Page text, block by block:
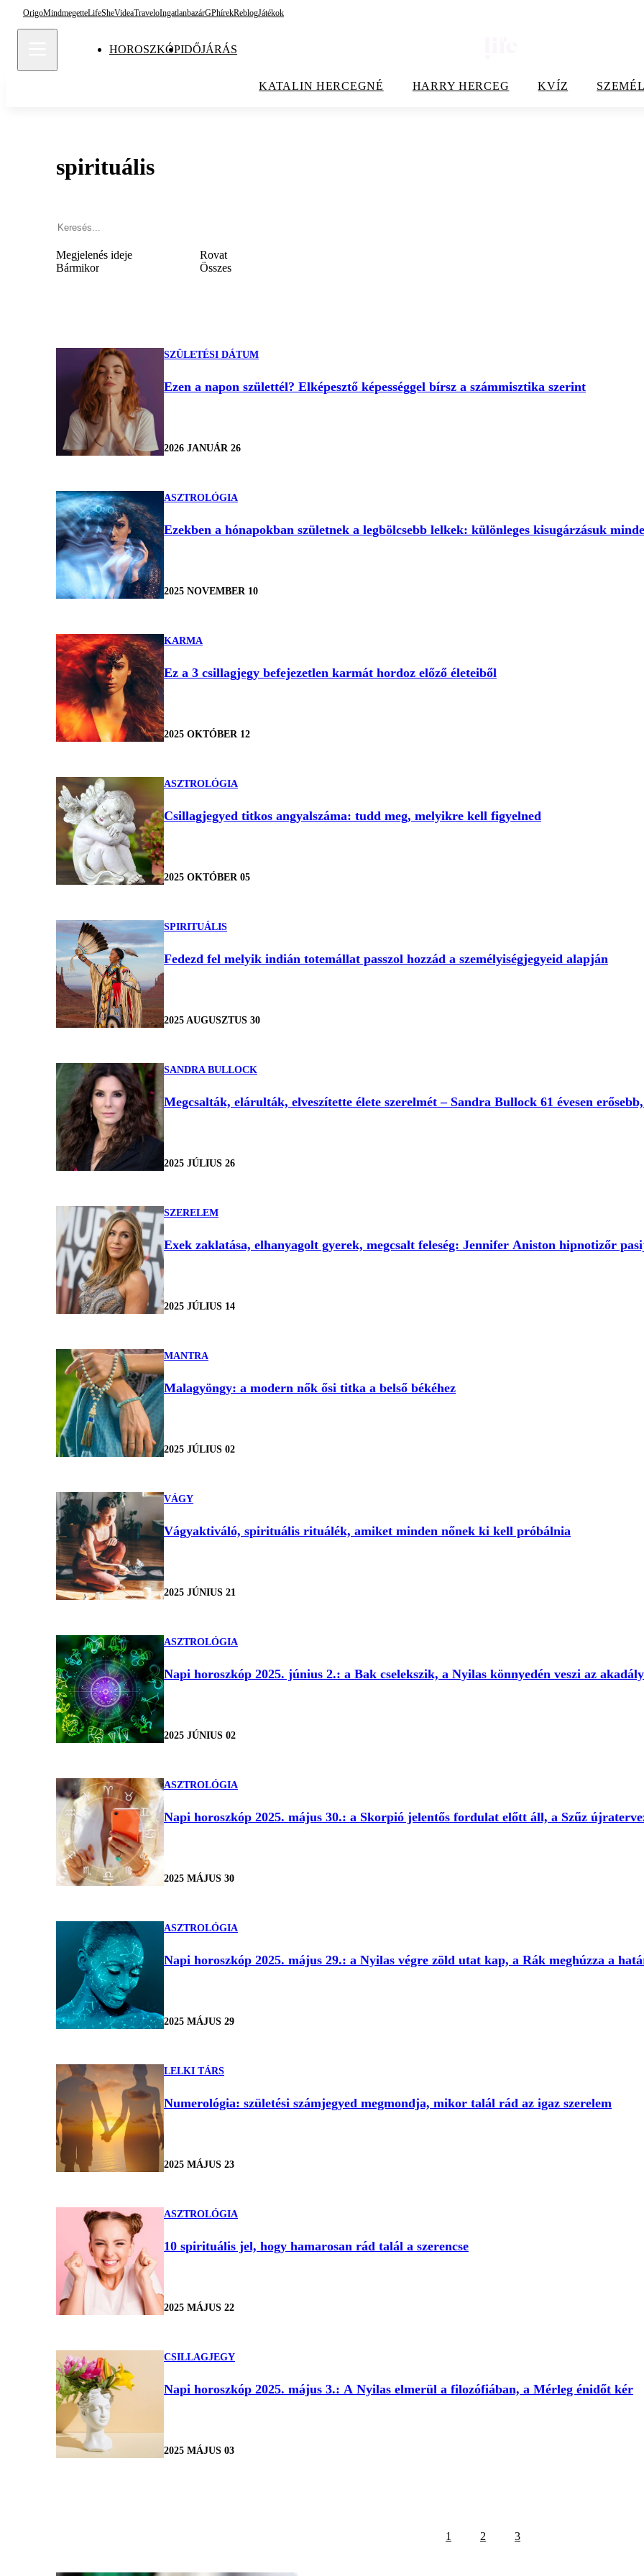
OrigoMindmegetteLifeSheVideaTraveloIngatlanbazárGPhírekReblogJátékok
HOROSZKÓPIDŐJÁRÁS
KATALIN HERCEGNÉ HARRY HERCEG KVÍZ
spirituális
Megjelenés ideje
Bármikor
Rovat
Összes
SZÜLETÉSI DÁTUM
Ezen a napon születtél? Elképesztő képességgel bírsz a számmisztika szerint
2026 JANUÁR 26
ASZTROLÓGIA
Ezekben a hónapokban születnek a legbölcsebb lelkek: különleges kisugárzásuk
2025 NOVEMBER 10
KARMA
Ez a 3 csillagjegy befejezetlen karmát hordoz előző életeiből
2025 OKTÓBER 12
ASZTROLÓGIA
Csillagjegyed titkos angyalszáma: tudd meg, melyikre kell figyelned
2025 OKTÓBER 05
SPIRITUÁLIS
Fedezd fel melyik indián totemállat passzol hozzád a személyiségjegyeid alapján
2025 AUGUSZTUS 30
SANDRA BULLOCK
Megcsalták, elárulták, elveszítette élete szerelmét – Sandra Bullock 61 évesen
2025 JÚLIUS 26
SZERELEM
Exek zaklatása, elhanyagolt gyerek, megcsalt feleség: Jennifer Aniston hipnotizőr
2025 JÚLIUS 14
MANTRA
Malagyöngy: a modern nők ősi titka a belső békéhez
2025 JÚLIUS 02
VÁGY
Vágyaktiváló, spirituális rituálék, amiket minden nőnek ki kell próbálnia
2025 JÚNIUS 21
ASZTROLÓGIA
Napi horoszkóp 2025. június 2.: a Bak cselekszik, a Nyilas könnyedén veszi az
2025 JÚNIUS 02
ASZTROLÓGIA
Napi horoszkóp 2025. május 30.: a Skorpió jelentős fordulat előtt áll, a Szűz
2025 MÁJUS 30
ASZTROLÓGIA
Napi horoszkóp 2025. május 29.: a Nyilas végre zöld utat kap, a Rák meghúzza a
2025 MÁJUS 29
LELKI TÁRS
Numerológia: születési számjegyed megmondja, mikor talál rád az igaz szerelem
2025 MÁJUS 23
ASZTROLÓGIA
10 spirituális jel, hogy hamarosan rád talál a szerencse
2025 MÁJUS 22
CSILLAGJEGY
Napi horoszkóp 2025. május 3.: A Nyilas elmerül a filozófiában, a Mérleg énidőt kér
2025 MÁJUS 03
1 2 3